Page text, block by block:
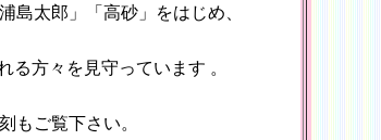
島太郎」「高砂」をはじめ、
方々を見守っています 。
もご覧下さい。